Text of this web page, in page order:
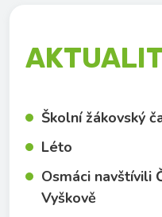
Školní žákovský
Léto
Osmáci navštívili
Vyškově